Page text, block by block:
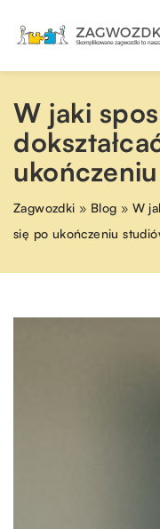
W jaki
Zagwozdki » Blog » W
się po ukończeniu